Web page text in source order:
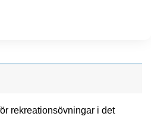
rekreationsövningar i det